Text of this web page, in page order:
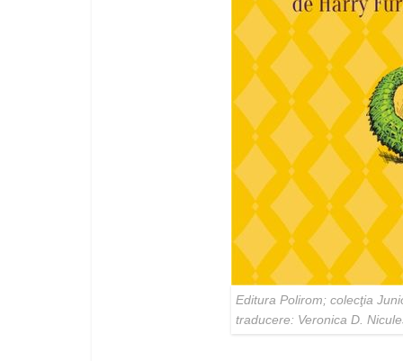
Editura Polirom; colecţia
traducere: Veronica D.